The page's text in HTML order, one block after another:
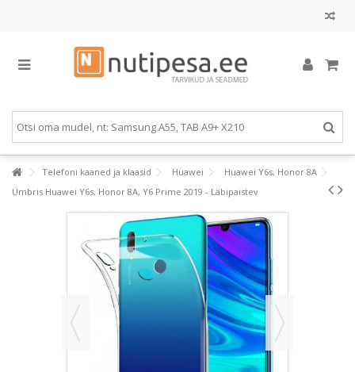
Telefoni kaaned ja klaasid Huawei
Huawei Y6s, Honor 8A
Ümbris Huawei Y6s, Honor 8A, Y6 Prime 2019 - Läbipaistev